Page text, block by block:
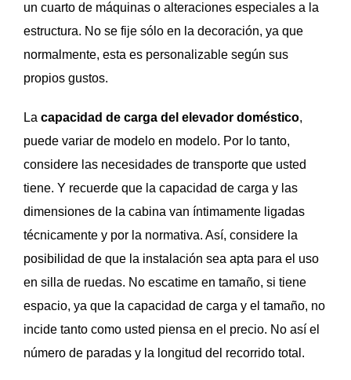
un cuarto de máquinas o alteraciones especiales a la
estructura. No se fije sólo en la decoración, ya que
normalmente, esta es personalizable según sus
propios gustos.
La capacidad de carga del elevador doméstico,
puede variar de modelo en modelo. Por lo tanto,
considere las necesidades de transporte que usted
tiene. Y recuerde que la capacidad de carga y las
dimensiones de la cabina van íntimamente ligadas
técnicamente y por la normativa. Así, considere la
posibilidad de que la instalación sea apta para el uso
en silla de ruedas. No escatime en tamaño, si tiene
espacio, ya que la capacidad de carga y el tamaño, no
incide tanto como usted piensa en el precio. No así el
número de paradas y la longitud del recorrido total.